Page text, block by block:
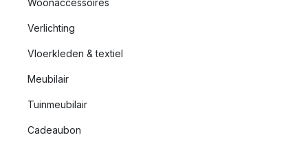
Woonaccessoires
Verlichting
Vloerkleden & textiel
Meubilair
Tuinmeubilair
Cadeaubon